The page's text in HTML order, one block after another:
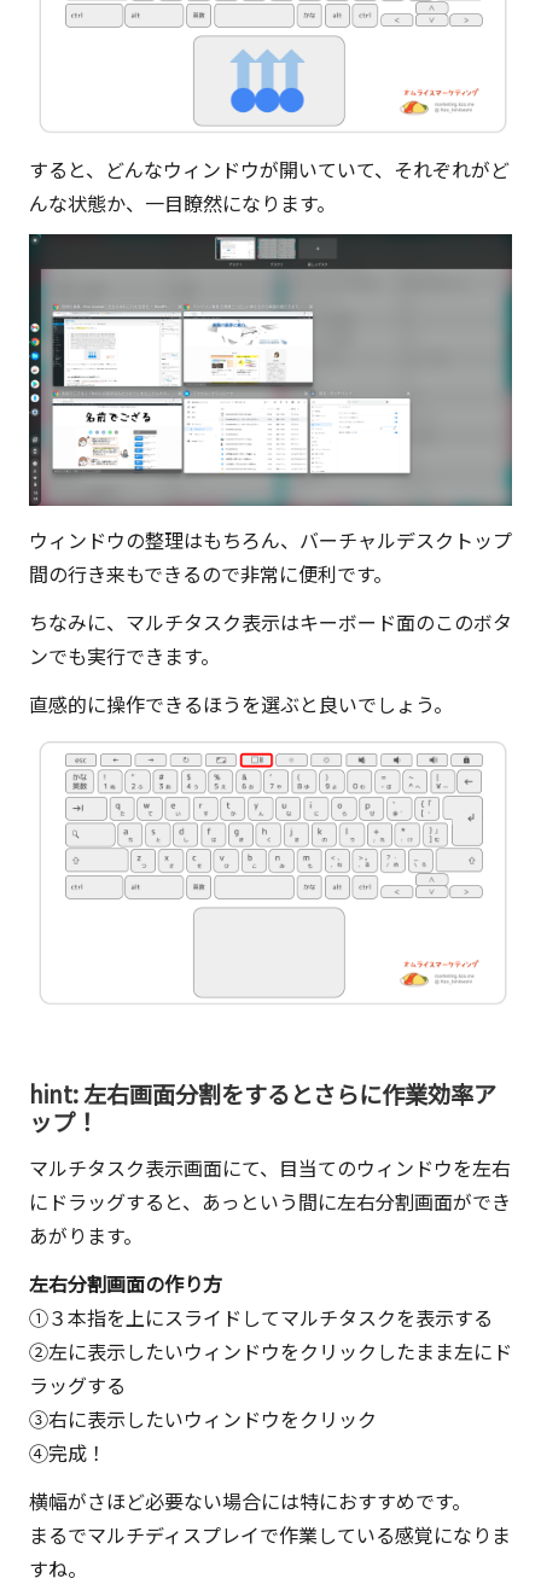
すると、どんなウィンドウが開いていて、それぞれがど
んな状態か、一目瞭然になります。
ウィンドウの整理はもちろん、バーチャルデスクトップ
間の行き来もできるので非常に便利です。
ちなみに、マルチタスク表示はキーボード面のこのボタ
ンでも実行できます。
直感的に操作できるほうを選ぶと良いでしょう。
hint: 左右画面分割をするとさらに作業効率ア
ップ！
マルチタスク表示画面にて、 目当てのウィンドウを左右
にドラッグすると、あっという間に左右分割画面ができ
あがります。
左右分割画面の作り方
①３本指を上にスライドしてマルチタスクを表示する
②左に表示したいウィンドウをクリックしたまま左にド
ラッグする
③右に表示したいウィンドウをクリック
④完成！
横幅がさほど必要ない場合には特におすすめです。
まるでマルチディスプレイで作業している感覚になりま
すね。